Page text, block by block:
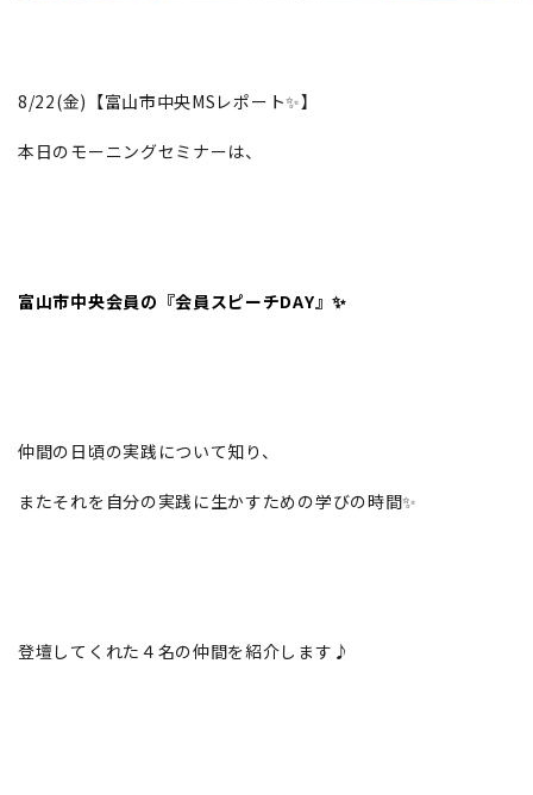
8/22(金)【富山市中央MSレポート✨】
本日のモーニングセミナーは、
富山市中央会員の『会員スピーチDAY』✨
仲間の日頃の実践について知り、
またそれを自分の実践に生かすための学びの時間✨
登壇してくれた４名の仲間を紹介します♪